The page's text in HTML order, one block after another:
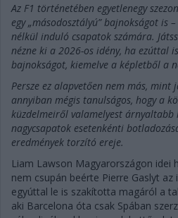
Az F1 történetében egyetlenegy
egy „másodosztályú” bajnokságot is
nélkül induló csapatok számára.
nézne ki a 2026-os idény, ha ezúttal
bajnokságot, kiemelve a képletből a
Persze ez alapvetően nem más, mint
annyiban mégis tanulságos, hogy a
küzdelmeiről valamelyest árnyaltabb
nagycsapatok esetenkénti
eredmények torzító ereje.
Liam Lawson Magyarországon idei
nem csupán beérte Pierre Gaslyt az
egyúttal le is szakította magáról a
aki Barcelona óta csak Spában